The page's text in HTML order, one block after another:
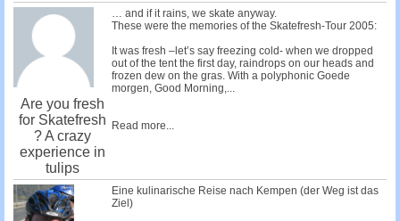
Are you fresh
for Skatefresh
? A crazy
experience in
tulips
… and if it rains, we skate anyway.
These were the memories of the Skatefresh-Tour 2005:
It was fresh –let’s say freezing cold- when we dropped
out of the tent the first day, raindrops on our heads and
frozen dew on the gras. With a polyphonic Goede
morgen, Good Morning,...
Read more...
Eine kulinarische Reise nach Kempen (der Weg ist das
Ziel)